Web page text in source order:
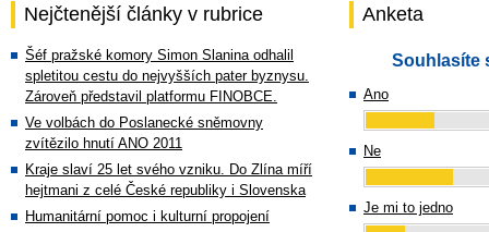
Nejčtenější články v rubrice
Šéf pražské komory Simon Slanina odhalil
spletitou cestu do nejvyšších pater byznysu.
Zároveň představil platformu FINOBCE.
Ve volbách do Poslanecké sněmovny
zvítězilo hnutí ANO 2011
Kraje slaví 25 let svého vzniku. Do Zlína míří
hejtmani z celé České republiky i Slovenska
Humanitární pomoc i kulturní propojení
Anketa
Souhlasíte
Ano
Ne
Je mi to jedno